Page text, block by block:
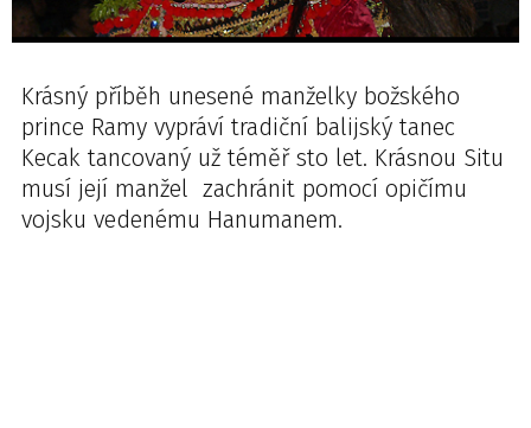
Krásný příběh unesené manželky božského
prince Ramy vypráví tradiční balijský tanec
Kecak tancovaný už téměř sto let. Krásnou Situ
musí její manžel zachránit pomocí opičímu
vojsku vedenému Hanumanem.